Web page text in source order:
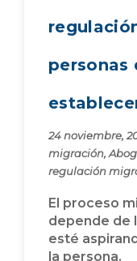
personas
24 noviembre,
migración,
regulación
El proceso
depende de
esté
la persona.